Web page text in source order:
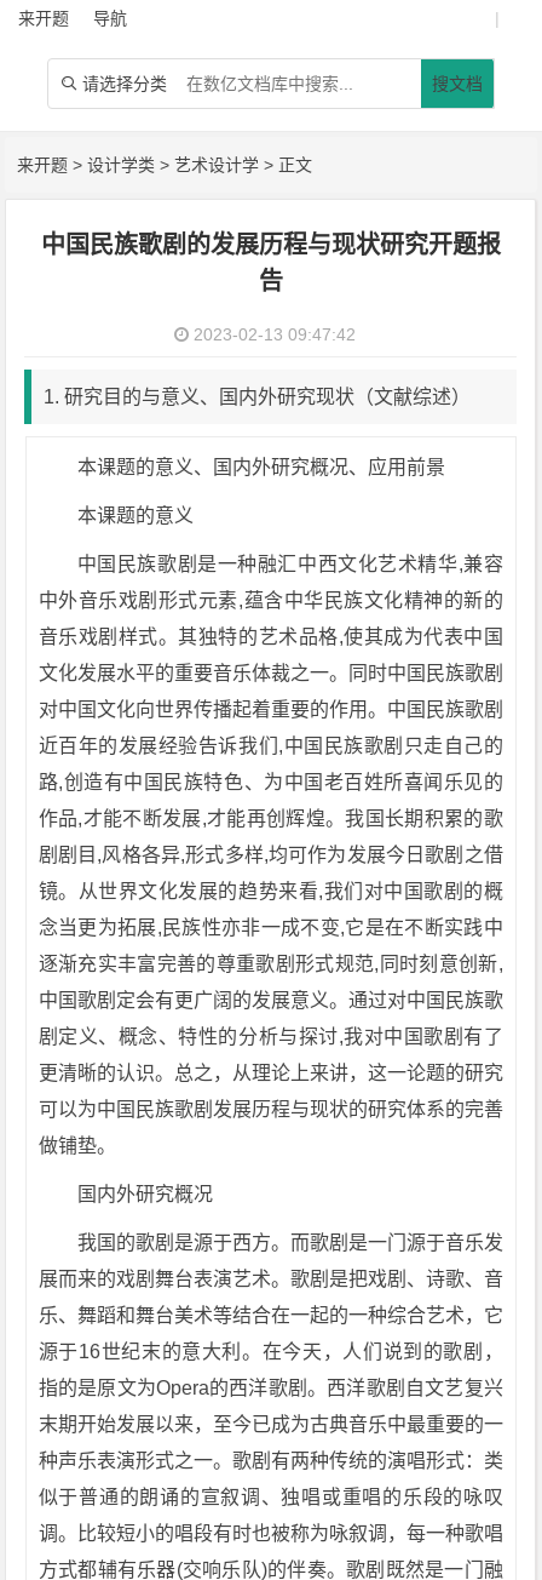
来开题 导航 |
 请选择分类 搜文档
来开题 >设计学类 >艺术设计学 > 正文
中国民族歌剧的发展历程与现状研究开题报
告
2023-02-13 09:47:42
1. 研究目的与意义、国内外研究现状（文献综述）
本课题的意义、国内外研究概况、应用前景
本课题的意义
中国民族歌剧是一种融汇中西文化艺术精华,兼容
中外音乐戏剧形式元素,蕴含中华民族文化精神的新的
音乐戏剧样式。其独特的艺术品格,使其成为代表中国
文化发展水平的重要音乐体裁之一。同时中国民族歌剧
对中国文化向世界传播起着重要的作用。中国民族歌剧
近百年的发展经验告诉我们,中国民族歌剧只走自己的
路,创造有中国民族特色、为中国老百姓所喜闻乐见的
作品,才能不断发展,才能再创辉煌。我国长期积累的歌
剧剧目,风格各异,形式多样,均可作为发展今日歌剧之借
镜。从世界文化发展的趋势来看,我们对中国歌剧的概
念当更为拓展,民族性亦非一成不变,它是在不断实践中
逐渐充实丰富完善的尊重歌剧形式规范,同时刻意创新,
中国歌剧定会有更广阔的发展意义。通过对中国民族歌
剧定义、概念、特性的分析与探讨,我对中国歌剧有了
更清晰的认识。总之，从理论上来讲，这一论题的研究
可以为中国民族歌剧发展历程与现状的研究体系的完善
做铺垫。
国内外研究概况
我国的歌剧是源于西方。而歌剧是一门源于音乐发
展而来的戏剧舞台表演艺术。歌剧是把戏剧、诗歌、音
乐、舞蹈和舞台美术等结合在一起的一种综合艺术，它
源于16世纪末的意大利。在今天，人们说到的歌剧，
指的是原文为Opera的西洋歌剧。西洋歌剧自文艺复兴
末期开始发展以来，至今已成为古典音乐中最重要的一
种声乐表演形式之一。歌剧有两种传统的演唱形式：类
似于普通的朗诵的宣叙调、独唱或重唱的乐段的咏叹
调。比较短小的唱段有时也被称为咏叙调，每一种歌唱
方式都辅有乐器(交响乐队)的伴奏。歌剧既然是一门融